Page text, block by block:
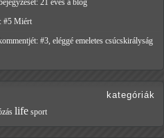
21 éves a blog
#5 Miért
#3, eléggé emeletes csúcskirályság
kategóriák
life sport